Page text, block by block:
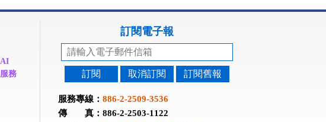
務
訂閱電子報
訂閱 取消訂閱 訂閱舊報
服務專線： 886-2-2509-3536
傳 真：886-2-2503-1122